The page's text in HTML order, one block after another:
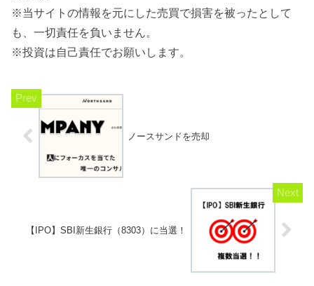
※当サイトの情報を元にした売買で損害を被ったとして
も、一切責任を負いません。
※投資は自己責任でお願いします。
ノースサンドを売却
【IPO】SBI新生銀行（8303）に当選！